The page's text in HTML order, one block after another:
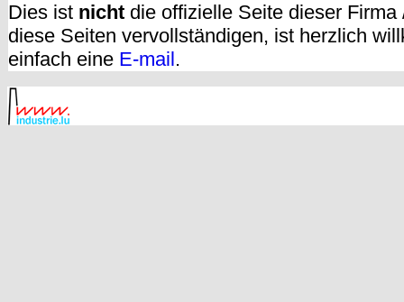
Dies ist nicht die offizielle Seite dieser
diese Seiten vervollständigen, ist herzlich
einfach eine E-mail.